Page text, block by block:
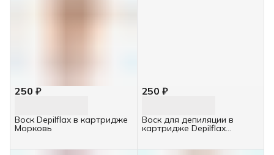
250 ₽
Воск Depilflax в картридже
Морковь
250 ₽
Воск для депиляции в
картридже Depilflax